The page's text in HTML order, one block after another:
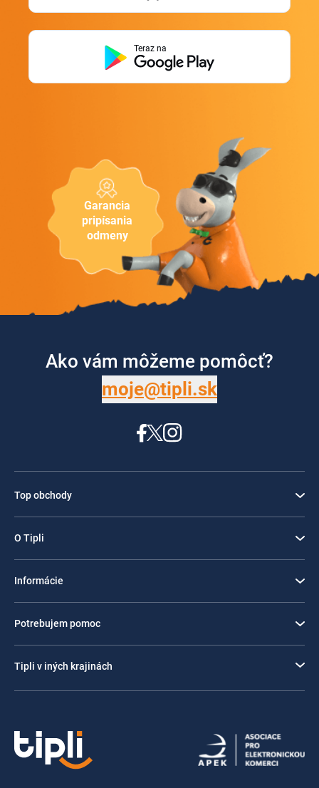
Garancia
pripísania
odmeny
Teraz na
Ako vám môžeme pomôcť?
moje@tipli.sk
Top obchody
O Tipli
Informácie
Potrebujem pomoc
Tipli v iných krajinách